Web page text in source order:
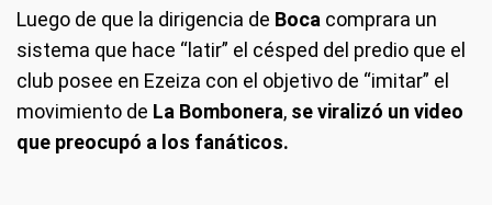
Luego de que la dirigencia de Boca comprara un
sistema que hace “latir” el césped del predio que el
club posee en Ezeiza con el objetivo de “imitar” el
movimiento de La Bombonera, se viralizó un video
que preocupó a los fanáticos.